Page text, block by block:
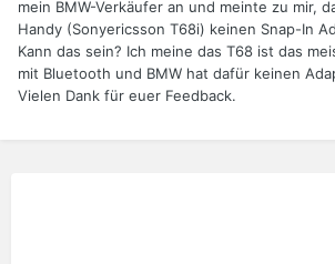
mein BMW-Verkäufer an und meinte zu mir,
Handy (Sonyericsson T68i) keinen Snap-In
Kann das sein? Ich meine das T68 ist das
mit Bluetooth und BMW hat dafür keinen
Vielen Dank für euer Feedback.